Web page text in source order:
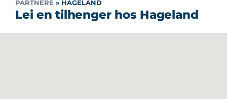
PARTNERE » HAGELAND
Lei en tilhenger hos Hageland